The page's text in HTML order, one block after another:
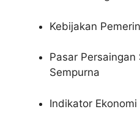
Kebijakan
Pasar
Sempurna
Indikator Ekonomi